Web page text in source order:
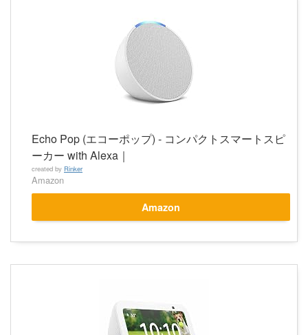
Echo Pop (エコーポップ) - コンパクトスマートスピ
ーカー with Alexa｜
created by Rinker
Amazon
Amazon